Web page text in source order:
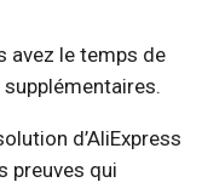
avez le temps de
d’AliExpress
preuves qui